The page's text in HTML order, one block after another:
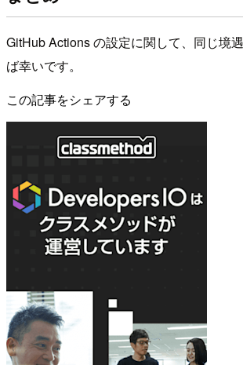
GitHub Actions の設定に関して、同じ境
ば幸いです。
この記事をシェアする